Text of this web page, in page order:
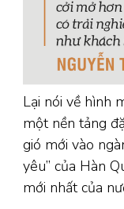
Lại nói về hình
một nền tảng
gió mới vào
yêu” của Hàn
mới nhất của